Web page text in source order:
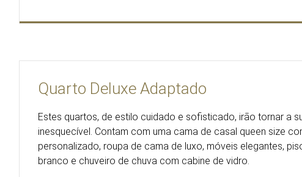
Quarto Deluxe Adaptado
Estes quartos, de estilo cuidado e sofisticado, irão tornar a
inesquecível. Contam com uma cama de casal queen size
personalizado, roupa de cama de luxo, móveis elegantes,
branco e chuveiro de chuva com cabine de vidro.